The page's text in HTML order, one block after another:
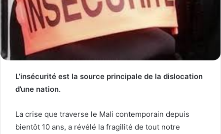
L’insécurité est la source principale de la dislocation
d’une nation.
La crise que traverse le Mali contemporain depuis
bientôt 10 ans, a révélé la fragilité de tout notre